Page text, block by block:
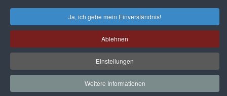
Ja, ich gebe mein Einverständnis!
Ablehnen
Einstellungen
Weitere Informationen